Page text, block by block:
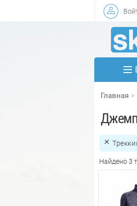
Главная
Найдено 3